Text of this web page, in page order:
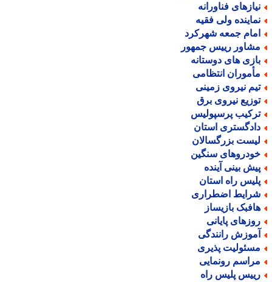
فناورانه
ولی فقیه
جمعه شهرکرد
رییس جمهور
های دوستانه
انتظامی
نیروی زمینی
نیروی برق
پرسپولیس
استان
بزرگسالان
سنگین
بینی آینده
راه استان
اضطراری
بازیساز
پایانی
رانندگی
پذیری
رونمایی
پلیس راه